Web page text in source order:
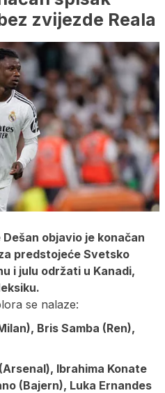
zvijezde Reala
objavio je konačan
predstojeće Svetsko
i julu održati u Kanadi,
se nalaze:
Bris Samba (Ren),
Ibrahima Konate
(Bajern), Luka Ernandes